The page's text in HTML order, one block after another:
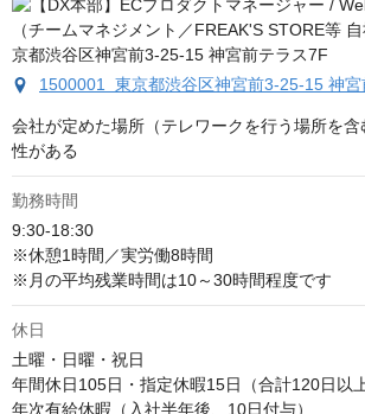
1500001 東京都渋谷区神宮前3-25-15 神宮
会社が定めた場所（テレワークを行う場所を
性がある
勤務時間
9:30-18:30
※休憩1時間／実労働8時間
※月の平均残業時間は10～30時間程度です
休日
土曜・日曜・祝日
年間休日105日・指定休暇15日（合計120日以上
年次有給休暇（入社半年後、10日付与）